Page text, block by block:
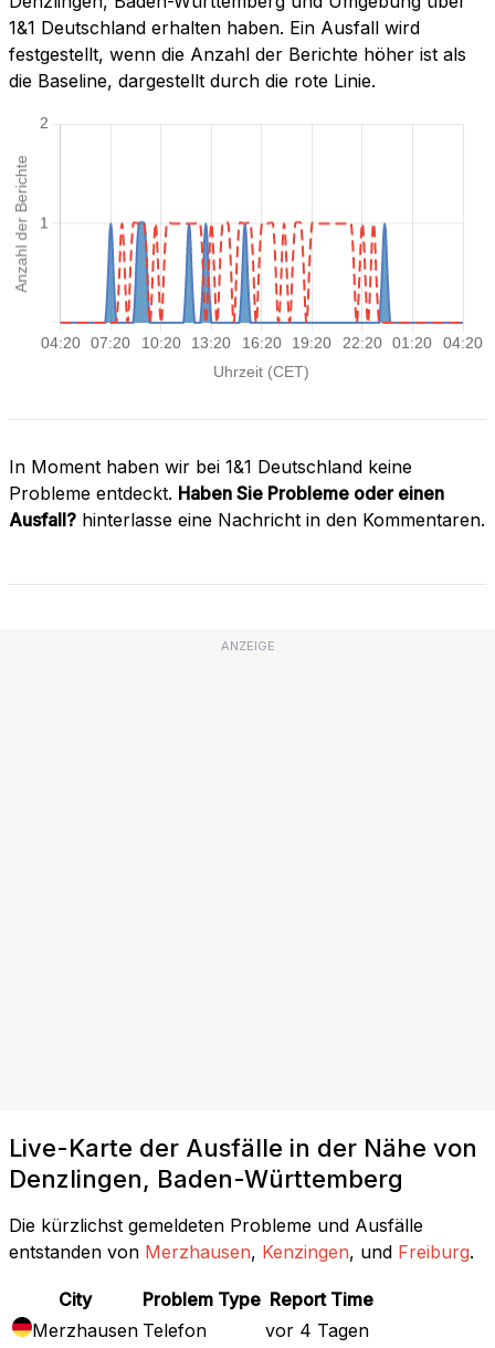
1&1 Deutschland erhalten haben. Ein Ausfall wird
festgestellt, wenn die Anzahl der Berichte höher ist als
die Baseline, dargestellt durch die rote Linie.
In Moment haben wir bei 1&1 Deutschland keine
Probleme entdeckt. Haben Sie Probleme oder einen
Ausfall? hinterlasse eine Nachricht in den Kommentaren.
ANZEIGE
Live-Karte der Ausfälle in der Nähe von
Denzlingen, Baden-Württemberg
Die kürzlichst gemeldeten Probleme und Ausfälle
entstanden von Merzhausen, Kenzingen, und Freiburg.
City Problem Type Report Time
Merzhausen Telefon
vor 4 Tagen